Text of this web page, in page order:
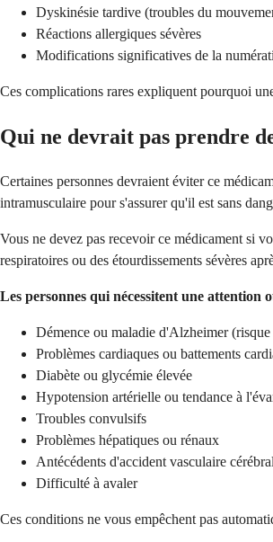
Dyskinésie tardive (troubles du
Réactions allergiques sévères
Modifications significatives de la
Ces complications rares expliquent pourquoi
Qui ne devrait pas prendre
Certaines personnes devraient éviter ce
intramusculaire pour s'assurer qu'il est sans
Vous ne devez pas recevoir ce médicament si
respiratoires ou des étourdissements sévères
Les personnes qui nécessitent une
Démence ou maladie d'Alzheimer
Problèmes cardiaques ou battements
Diabète ou glycémie élevée
Hypotension artérielle ou tendance à
Troubles convulsifs
Problèmes hépatiques ou rénaux
Antécédents d'accident vasculaire
Difficulté à avaler
Ces conditions ne vous empêchent pas